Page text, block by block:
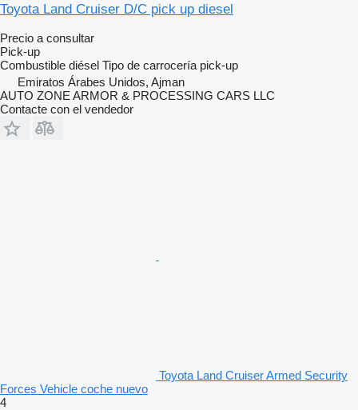
Toyota Land Cruiser D/C pick up diesel
Precio a consultar
Pick-up
Combustible diésel Tipo de carrocería pick-up
Emiratos Árabes Unidos, Ajman
AUTO ZONE ARMOR & PROCESSING CARS LLC
Contacte con el vendedor
Toyota Land Cruiser Armed Security
Forces Vehicle coche nuevo
4